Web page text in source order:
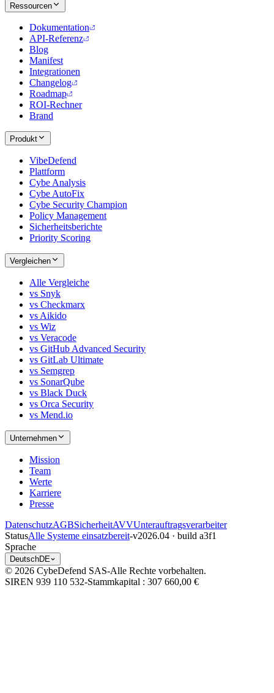
Ressourcen
Dokumentation
API-Referenz
Blog
Manifest
Integrationen
Changelog
Roadmap
ROI-Rechner
Brand
Produkt
VibeDefend
Plattform
Cybe Analysis
Cybe AutoFix
Cybe Security Champion
Policy Management
Sicherheitsberichte
Priority Scoring
Vergleichen
Alle Vergleiche
vs Snyk
vs Checkmarx
vs Aikido
vs Wiz
vs Veracode
vs GitHub Advanced Security
vs GitLab Ultimate
vs Semgrep
vs SonarQube
vs Black Duck
vs Orca Security
vs Mend.io
Unternehmen
Mission
Team
Werte
Karriere
Presse
DatenschutzAGBSicherheitAVVUnterauftragsverarbeiter
StatusAlle Systeme einsatzbereit-v2026.04 · build a3f1
Sprache
DeutschDE
© 2026 CybeDefend SAS-Alle Rechte vorbehalten.
SIREN 939 110 532-Stammkapital : 307 660,00 €